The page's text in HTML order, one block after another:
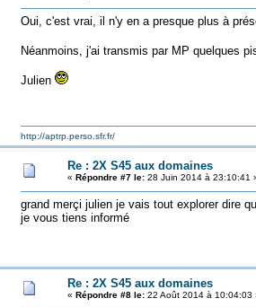
Oui, c'est vrai, il n'y en a presque plus à
Néanmoins, j'ai transmis par MP quelques
Julien
http://aptrp.perso.sfr.fr/
Re : 2X S45 aux domaines
« Répondre #7 le:28 Juin 2014 à 23:10:41
grand merçi julien je vais tout explorer dire
je vous tiens informé
Re : 2X S45 aux domaines
« Répondre #8 le:22 Août 2014 à 10:04:03